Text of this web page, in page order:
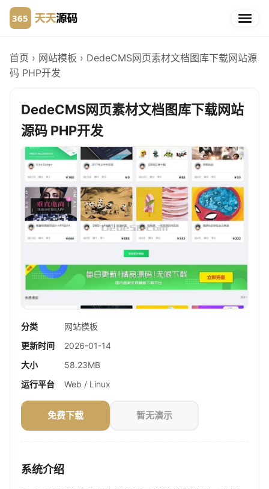
首页 › 网站模板 › DedeCMS网页素材文档图库下载网站源
码 PHP开发
DedeCMS网页素材文档图库下载网站
源码 PHP开发
分类
网站模板
更新时间
2026-01-14
大小
58.23MB
运行平台
Web / Linux
免费下载 暂无演示
系统介绍